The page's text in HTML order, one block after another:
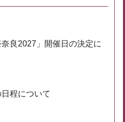
奈良2027」開催日の決定に
程について